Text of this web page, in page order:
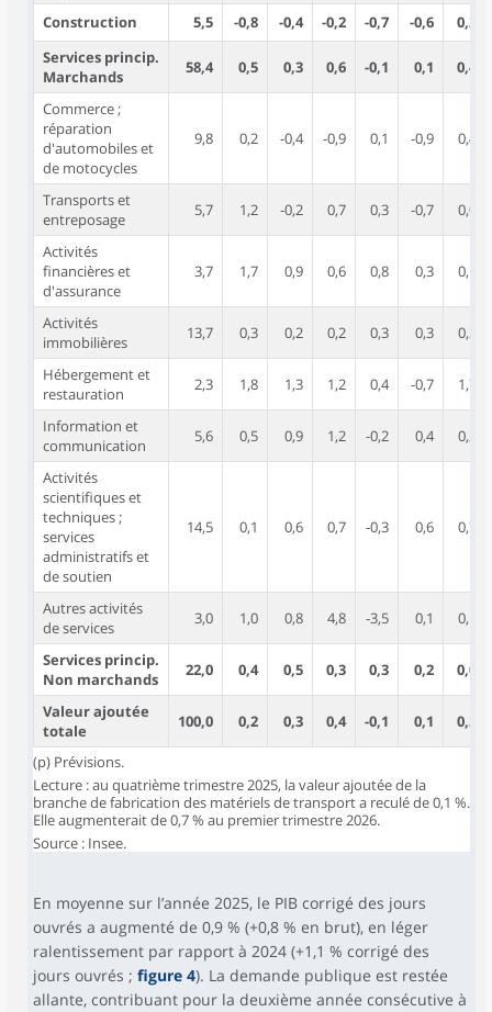
Construction 5,5 -0,8 -0,4 -0,2 -0,7 -0,6
0,2
Services princip.
Marchands
58,4 0,5 0,3 0,6 -0,1 0,1 0,4
Commerce ;
réparation
d'automobiles et
de motocycles
9,8 0,2 -0,4 -0,9 0,1 -0,9 0,4
Transports et
entreposage
5,7 1,2 -0,2 0,7 0,3 -0,7 0,0
Activités
financières et
d'assurance
3,7 1,7 0,9 0,6 0,8 0,3 0,1
Activités
immobilières
13,7 0,3 0,2 0,2 0,3 0,3 0,3
Hébergement et
restauration
2,3 1,8 1,3 1,2 0,4 -0,7 1,7
Information et
communication
5,6 0,5 0,9 1,2 -0,2 0,4 0,2
Activités
scientifiques et
techniques ;
services
administratifs et
de soutien
14,5 0,1 0,6 0,7 -0,3 0,6 0,7
Autres activités
de services
3,0 1,0 0,8 4,8 -3,5 0,1 0,1
Services princip.
Non marchands
22,0 0,4 0,5 0,3 0,3 0,2 0,0
Valeur ajoutée
totale
100,0 0,2 0,3 0,4 -0,1 0,1 0,2
(p) Prévisions.
Lecture : au quatrième trimestre 2025, la valeur ajoutée de la
branche de fabrication des matériels de transport a reculé de 0,1 %.
Elle augmenterait de 0,7 % au premier trimestre 2026.
Source : Insee.
En moyenne sur l’année 2025, le PIB corrigé des jours
ouvrés a augmenté de 0,9 % (+0,8 % en brut), en léger
ralentissement par rapport à 2024 (+1,1 % corrigé des
jours ouvrés ; figure 4). La demande publique est restée
allante, contribuant pour la deuxième année consécutive à